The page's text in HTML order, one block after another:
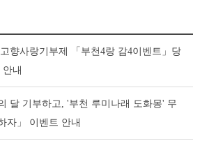
향사랑기부제 「부천4랑 감4이벤트」당
내
달 기부하고, '부천 루미나래 도화몽' 무
자」 이벤트 안내